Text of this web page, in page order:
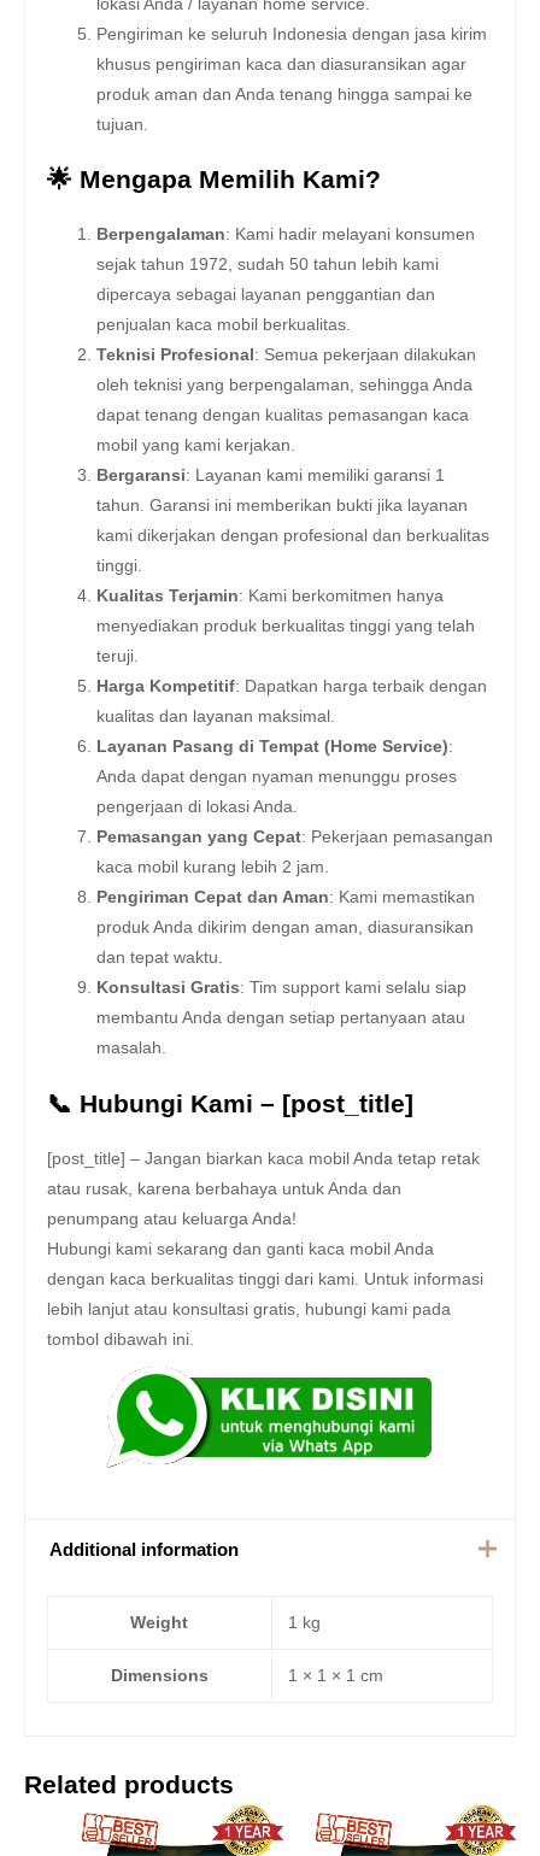
lokasi Anda / layanan home service.
Pengiriman ke seluruh Indonesia dengan jasa kirim
khusus pengiriman kaca dan diasuransikan agar
produk aman dan Anda tenang hingga sampai ke
tujuan.
🌟 Mengapa Memilih Kami?
Berpengalaman: Kami hadir melayani konsumen
sejak tahun 1972, sudah 50 tahun lebih kami
dipercaya sebagai layanan penggantian dan
penjualan kaca mobil berkualitas.
Teknisi Profesional : Semua pekerjaan dilakukan
oleh teknisi yang berpengalaman, sehingga Anda
dapat tenang dengan kualitas pemasangan kaca
mobil yang kami kerjakan.
Bergaransi: Layanan kami memiliki garansi 1
tahun. Garansi ini memberikan bukti jika layanan
kami dikerjakan dengan profesional dan berkualitas
tinggi.
Kualitas Terjamin: Kami berkomitmen hanya
menyediakan produk berkualitas tinggi yang telah
teruji.
Harga Kompetitif: Dapatkan harga terbaik dengan
kualitas dan layanan maksimal.
Layanan Pasang di Tempat (Home Service):
Anda dapat dengan nyaman menunggu proses
pengerjaan di lokasi Anda.
Pemasangan yang Cepat: Pekerjaan pemasangan
kaca mobil kurang lebih 2 jam.
Pengiriman Cepat dan Aman: Kami memastikan
produk Anda dikirim dengan aman, diasuransikan
dan tepat waktu.
Konsultasi Gratis: Tim support kami selalu siap
membantu Anda dengan setiap pertanyaan atau
masalah.
📞 Hubungi Kami – [post_title]
[post_title] – Jangan biarkan kaca mobil Anda tetap retak
atau rusak, karena berbahaya untuk Anda dan
penumpang atau keluarga Anda!
Hubungi kami sekarang dan ganti kaca mobil Anda
dengan kaca berkualitas tinggi dari kami. Untuk informasi
lebih lanjut atau konsultasi gratis, hubungi kami pada
tombol dibawah ini.
Additional information
Weight 1 kg
Dimensions 1 × 1 × 1 cm
Related products